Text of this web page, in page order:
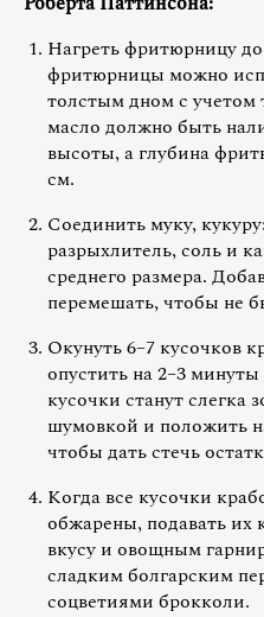
Нагреть фритюрницу
фритюрницы можно
толстым дном с учетом
масло должно быть
высоты, а глубина
см.
Соединить муку,
разрыхлитель, соль и
среднего размера.
перемешать, чтобы не
Окунуть 6–7 кусочков
опустить на 2–3
кусочки станут слегка
шумовкой и положить
чтобы дать стечь
Когда все кусочки
обжарены, подавать их
вкусу и овощным
сладким болгарским
соцветиями брокколи.